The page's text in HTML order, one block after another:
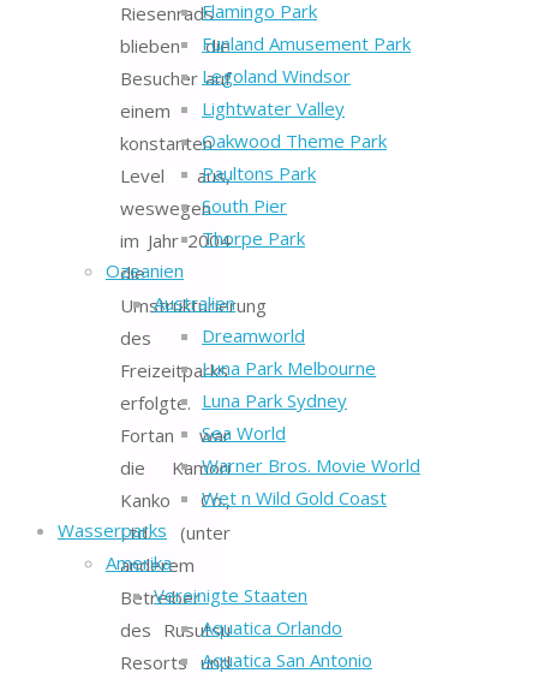
Flamingo Park
Funland Amusement Park
Legoland Windsor
Lightwater Valley
Oakwood Theme Park
Paultons Park
South Pier
Thorpe Park
Ozeanien
Australien
Dreamworld
Luna Park Melbourne
Luna Park Sydney
Sea World
Warner Bros. Movie World
Wet n Wild Gold Coast
Wasserparks
Amerika
Vereinigte Staaten
Aquatica Orlando
Aquatica San Antonio
Riesenrads
blieben die
Besucher auf
einem
konstanten
Level aus,
weswegen
im Jahr 2004
die
Umstrukturierung
des
Freizeitparks
erfolgte.
Fortan war
die Kamori
Kanko Co.,
Ltd. (unter
anderem
Betreiber
des Rusutsu
Resorts und